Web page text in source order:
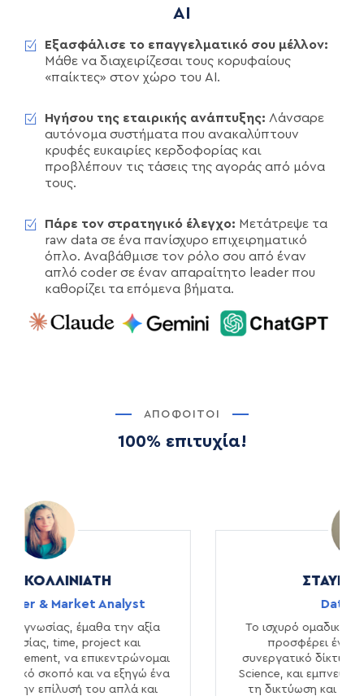
AI
Εξασφάλισε το επαγγελματικό σου μέλλον:
Μάθε να διαχειρίζεσαι τους κορυφαίους
«παίκτες» στον χώρο του AI.
Ηγήσου της εταιρικής ανάπτυξης: Λάνσαρε
αυτόνομα συστήματα που ανακαλύπτουν
κρυφές ευκαιρίες κερδοφορίας και
προβλέπουν τις τάσεις της αγοράς από μόνα
τους.
Πάρε τον στρατηγικό έλεγχο: Μετάτρεψε τα
raw data σε ένα πανίσχυρο επιχειρηματικό
όπλο. Αναβάθμισε τον ρόλο σου από έναν
απλό coder σε έναν απαραίτητο leader που
καθορίζει τα επόμενα βήματα.
ΑΠΌΦΟΙΤΟΙ
100% επιτυχία!
Data Analyst
Το ισχυρό ομαδικό πνεύμα της Ακαδημίας
προσφέρει ένα υποστηρικτικό και
συνεργατικό δίκτυο, απαραίτητο στο Data
Science, και εμπνεύει τη συνεχή εκπαίδευση,
τη δικτύωση και την ανάπτυξη καριέρας.